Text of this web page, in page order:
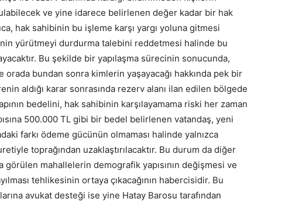
ve yine idarece belirlenen değer kadar bir hak
hak sahibinin bu işleme karşı yargı yoluna gitmesi
yürütmeyi durdurma talebini reddetmesi halinde bu
Bu şekilde bir yapılaşma sürecinin sonucunda,
orada bundan sonra kimlerin yaşayacağı hakkında pek bir
aldığı karar sonrasında rezerv alanı ilan edilen bölgede
bedelini, hak sahibinin karşılayamama riski her zaman
500.000 TL gibi bir bedel belirlenen vatandaş, yeni
farkı ödeme gücünün olmaması halinde yalnızca
toprağından uzaklaştırılacaktır. Bu durum da diğer
mahallelerin demografik yapısının değişmesi ve
tehlikesinin ortaya çıkacağının habercisidir. Bu
avukat desteği ise yine Hatay Barosu tarafından